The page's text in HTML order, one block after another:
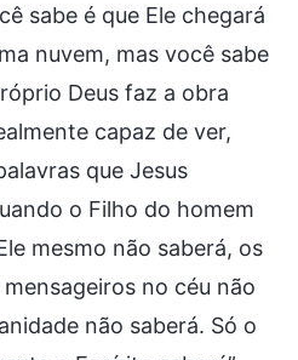
sabe é que Ele chegará
nuvem, mas você sabe
Deus faz a obra
capaz de ver,
que Jesus
o Filho do homem
mesmo não saberá, os
no céu não
não saberá. Só o